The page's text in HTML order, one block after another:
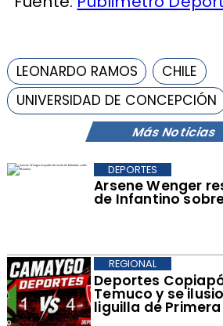
Más Noticias
Arsene Wenger
de Infantino
DEPORTES
Deportes
Temuco y se
liguilla de Primera
REGIONAL
LEONARDO RAMOS
CHILE
UNIVERSIDAD DE CONCEPCIÓN